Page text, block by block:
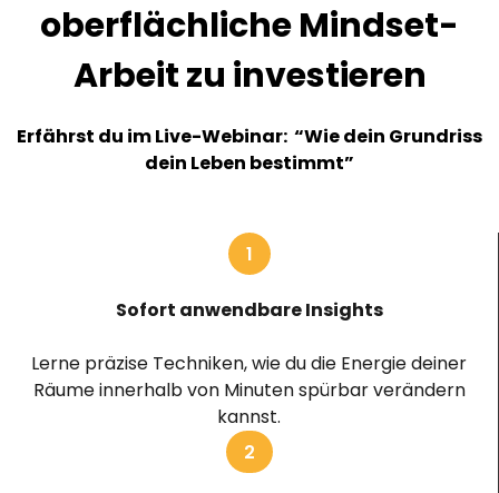
oberflächliche Mindset-
Arbeit zu investieren
Erfährst du im Live-Webinar: “Wie dein Grundriss
dein Leben bestimmt”
1
Sofort anwendbare Insights
Lerne präzise Techniken, wie du die Energie deiner
Räume innerhalb von Minuten spürbar verändern
kannst.
2